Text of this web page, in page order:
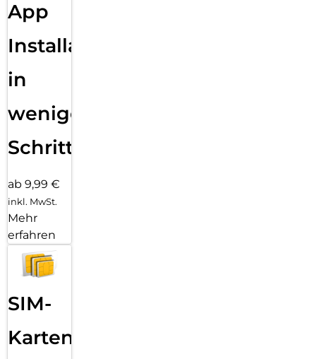
App
Installation
in
wenigen
Schritten
ab 9,99 €
inkl. MwSt.
Mehr
erfahren
SIM-
Karten